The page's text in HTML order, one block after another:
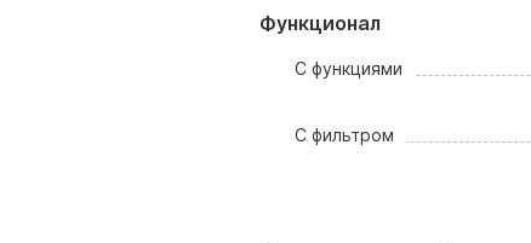
Функционал
С функциями
С фильтром